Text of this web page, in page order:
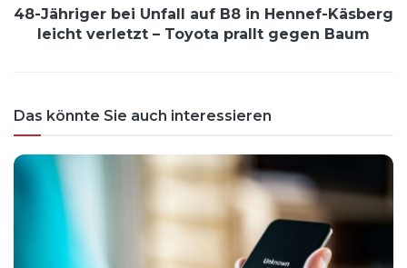
48-Jähriger bei Unfall auf B8 in Hennef-Käsberg
leicht verletzt – Toyota prallt gegen Baum
Das könnte Sie auch interessieren